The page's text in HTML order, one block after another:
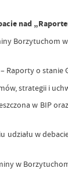
nad
Borzytuchom
o stanie
strategii i
w BIP
w
w